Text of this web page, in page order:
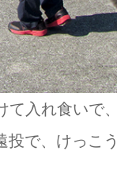
入れ食いで
で、けっこ